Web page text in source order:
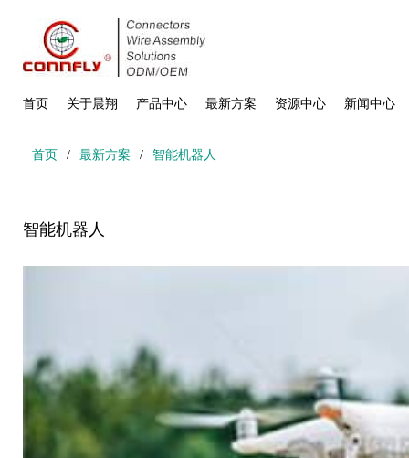
首页 关于晨翔 产品中心 最新方案 资源中心 新闻中心
首页 / 最新方案 / 智能机器人
智能机器人